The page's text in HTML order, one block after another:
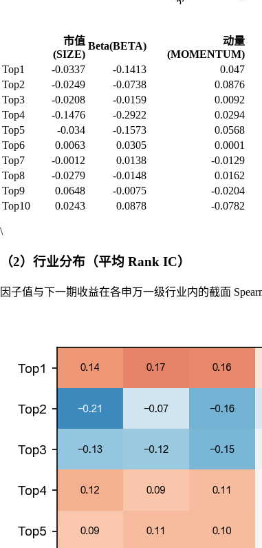
市值
(SIZE)
Beta(BETA)
动量
(MOMENTUM)
Top1
-0.0337 -0.1413 0.047
Top2
-0.0249 -0.0738 0.0876
Top3
-0.0208 -0.0159 0.0092
Top4
-0.1476 -0.2922 0.0294
Top5
-0.034 -0.1573 0.0568
Top6
0.0063 0.0305 0.0001
Top7
-0.0012 0.0138 -0.0129
Top8
-0.0279 -0.0148 0.0162
Top9
0.0648 -0.0075 -0.0204
Top10
0.0243 0.0878 -0.0782
\
（2）行业分布（平均 Rank IC）
因子值与下一期收益在各申万一级行业内的截面